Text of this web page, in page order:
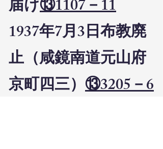
届け⑬1107－11
1937年7月3日布教廃
止（咸鏡南道元山府
京町四三） ⑬3205－6